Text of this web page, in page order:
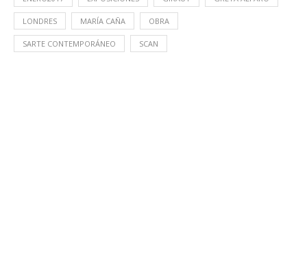
LONDRES MARÍA CAÑA OBRA
SARTE CONTEMPORÁNEO SCAN